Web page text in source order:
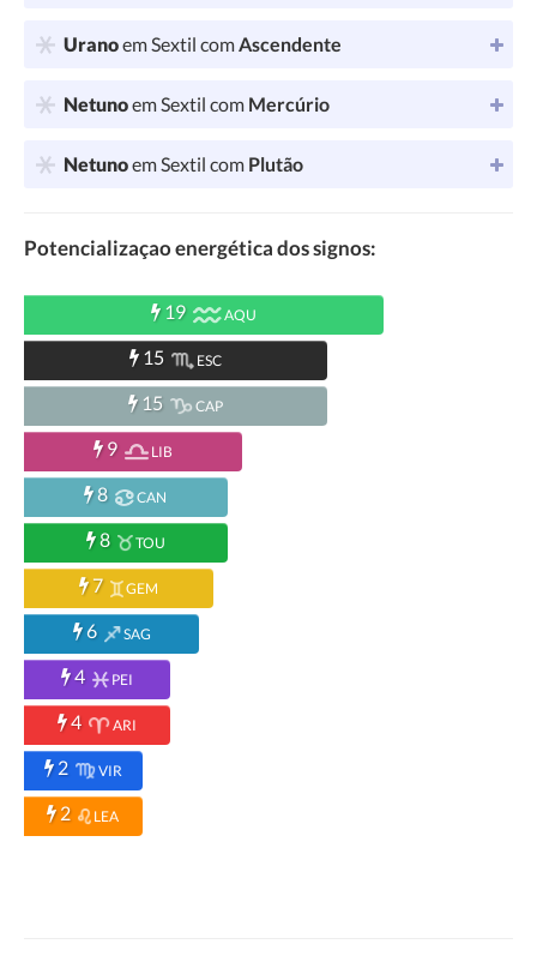
Uranoem Sextil comAscendente
Netunoem Sextil com Mercúrio
Netunoem Sextil com Plutão
Potencializaçao energética dos signos:
19 AQU
15 ESC
15 CAP
9 LIB
8 CAN
8 TOU
7 GEM
6 SAG
4 PEI
4 ARI
2 VIR
2 LEA